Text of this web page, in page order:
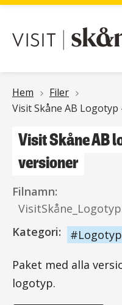
Länkstig
Hem
Filer
Visit Skåne AB
Visit Skåne AB
versioner
Filnamn:
Kategori:
Logotyp
Paket med alla
logotyp.